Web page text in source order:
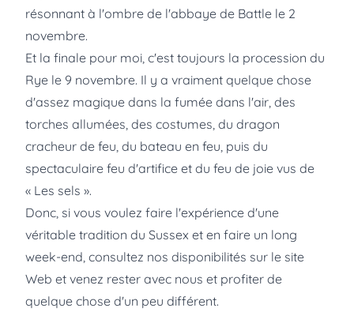
résonnant à l'ombre de l'abbaye de Battle le 2
novembre.
Et la finale pour moi, c'est toujours la procession du
Rye le 9 novembre. Il y a vraiment quelque chose
d'assez magique dans la fumée dans l'air, des
torches allumées, des costumes, du dragon
cracheur de feu, du bateau en feu, puis du
spectaculaire feu d'artifice et du feu de joie vus de
« Les sels ».
Donc, si vous voulez faire l'expérience d'une
véritable tradition du Sussex et en faire un long
week-end, consultez nos disponibilités sur le site
Web et venez rester avec nous et profiter de
quelque chose d'un peu différent.